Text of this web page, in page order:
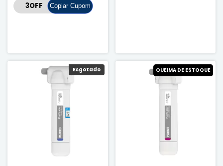
Copiar Cupom
Esgotado Esgotado
QUEIMA DE ESTOQUE